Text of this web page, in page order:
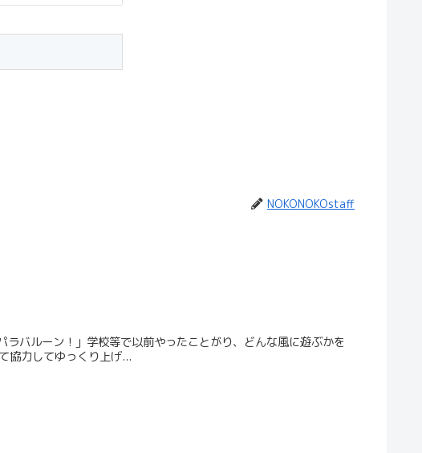
NOKONOKOstaff
バルーン！」学校等で以前やったことがり、どんな風に遊ぶかを
協力してゆっくり上げ...